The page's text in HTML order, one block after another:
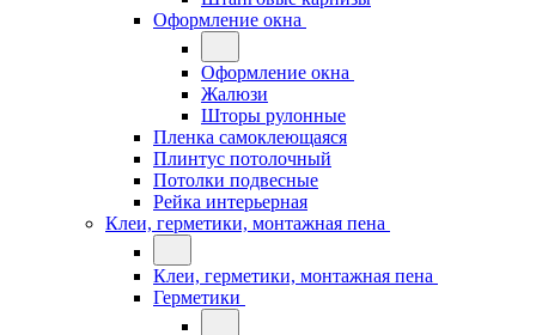
Оформление окна
Оформление окна
Жалюзи
Шторы рулонные
Пленка самоклеющаяся
Плинтус потолочный
Потолки подвесные
Рейка интерьерная
Клеи, герметики, монтажная пена
Клеи, герметики, монтажная пена
Герметики